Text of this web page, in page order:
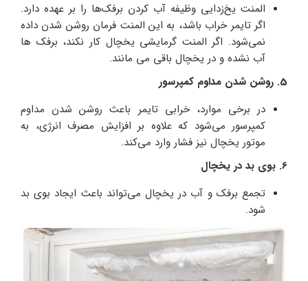
المنت یخ‌زدایی وظیفه آب کردن برفک‌ها را بر عهده دارد.
اگر تایمر خراب باشد، به این المنت فرمان روشن شدن داده
نمی‌شود. اگر المنت گرمایشی یخچال کار نکند، برفک‌ ها
آب نشده و در یخچال باقی می‌ مانند.
5. روشن شدن مداوم کمپرسور
در برخی موارد، خرابی تایمر باعث روشن شدن مداوم
کمپرسور می‌شود که علاوه بر افزایش مصرف انرژی، به
موتور یخچال نیز فشار وارد می‌کند.
6. بوی بد در یخچال
تجمع برفک و آب در یخچال می‌تواند باعث ایجاد بوی بد
شود.